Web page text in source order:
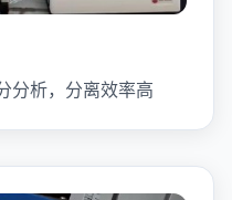
分析，分离效率高